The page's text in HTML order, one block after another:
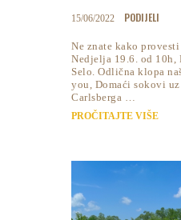
15/06/2022 PODIJELI
Ne znate kako
Nedjelja 19.6. od
Selo. Odlična klopa
you, Domaći sokovi
Carlsberga …
PROČITAJTE VIŠE